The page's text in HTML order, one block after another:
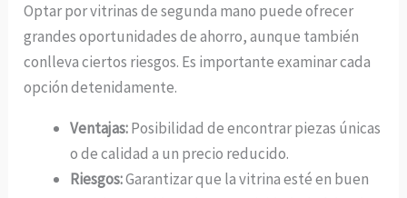
Optar por vitrinas de segunda mano puede ofrecer
grandes oportunidades de ahorro, aunque también
conlleva ciertos riesgos. Es importante examinar cada
opción detenidamente.
Ventajas:Posibilidad de encontrar piezas únicas
o de calidad a un precio reducido.
Riesgos:Garantizar que la vitrina esté en buen